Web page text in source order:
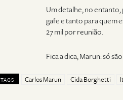
Um detalhe, no entanto,
gafe e tanto para quem
27 mil por reunião.
Fica a dica, Marun: só
TAGS Carlos Marun Cida Borghetti